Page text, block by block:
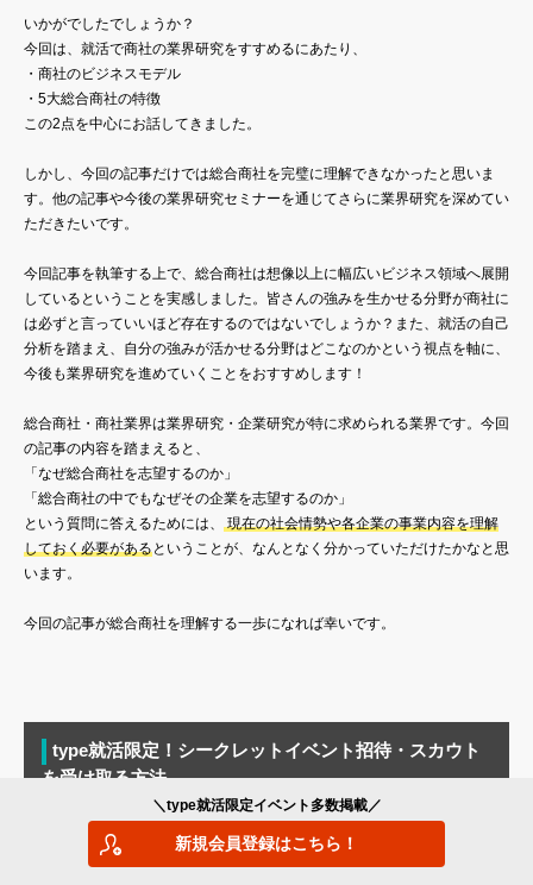
いかがでしたでしょうか？
今回は、就活で商社の業界研究をすすめるにあたり、
・商社のビジネスモデル
・5大総合商社の特徴
この2点を中心にお話してきました。
しかし、今回の記事だけでは総合商社を完璧に理解できなかったと思いま
す。他の記事や今後の業界研究セミナーを通じてさらに業界研究を深めてい
ただきたいです。
今回記事を執筆する上で、総合商社は想像以上に幅広いビジネス領域へ展開
しているということを実感しました。皆さんの強みを生かせる分野が商社に
は必ずと言っていいほど存在するのではないでしょうか？また、就活の自己
分析を踏まえ、自分の強みが活かせる分野はどこなのかという視点を軸に、
今後も業界研究を進めていくことをおすすめします！
総合商社・商社業界は業界研究・企業研究が特に求められる業界です。今回
の記事の内容を踏まえると、
「なぜ総合商社を志望するのか」
「総合商社の中でもなぜその企業を志望するのか」
という質問に答えるためには、 現在の社会情勢や各企業の事業内容を理解
しておく必要があるということが、なんとなく分かっていただけたかなと思
います。
今回の記事が総合商社を理解する一歩になれば幸いです。
type就活限定！シークレットイベント招待・スカウト
を受け取る方法
type就活のイベントに参加をすると、type就活会員限定のシークレットイベ
ントに参加・限定スカウトが届くことも！ 詳細はこちらご覧ください！
＼type就活限定イベント多数掲載／
新規会員登録はこちら！